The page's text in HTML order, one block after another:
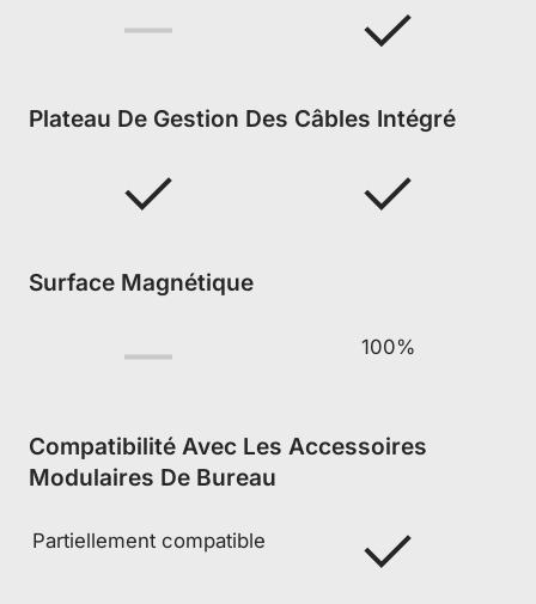
Plateau De Gestion Des Câbles Intégré
Surface Magnétique
100%
Compatibilité Avec Les Accessoires
Modulaires De Bureau
Partiellement compatible